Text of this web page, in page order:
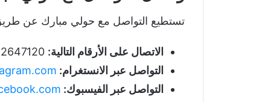
تستطيع التواصل مع حولي مبارك عن طريق
الاتصال على الأرقام التالية:
التواصل عبر الانستغرام:
التواصل عبر الفيسبوك: